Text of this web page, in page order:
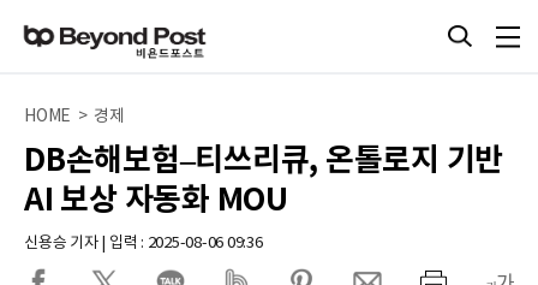
HOME > 경제
DB손해보험–티쓰리큐, 온톨로지 기반
AI 보상 자동화 MOU
신용승 기자 | 입력 : 2025-08-06 09:36